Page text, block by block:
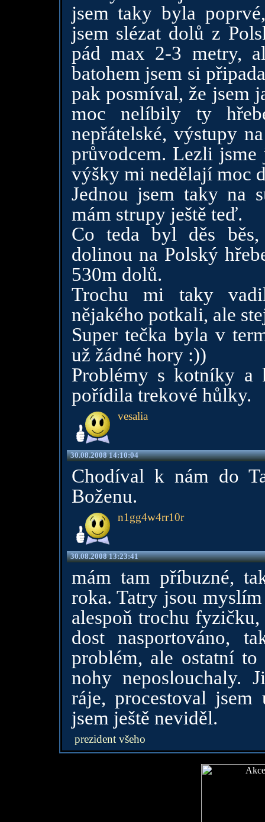
jsem taky byla
jsem slézat dolů z
pád max 2-3 metry,
batohem jsem si
pak posmíval, že jsem
moc nelíbily ty
nepřátelské, výstupy
průvodcem. Lezli
výšky mi nedělají moc
Jednou jsem taky na
mám strupy ještě teď.
Co teda byl děs
dolinou na Polský
530m dolů.
Trochu mi taky
nějakého potkali, ale
Super tečka byla v
už žádné hory :))
Problémy s kotníky a
pořídila trekové hůlky.
vesalia
30.08.2008 14:10:04
Chodíval k nám do
Boženu.
n1gg4w4rr10r
30.08.2008 13:23:41
mám tam příbuzné,
roka. Tatry jsou
alespoň trochu
dost nasportováno,
problém, ale ostatní
nohy neposlouchaly.
ráje, procestoval
jsem ještě neviděl.
prezident všeho